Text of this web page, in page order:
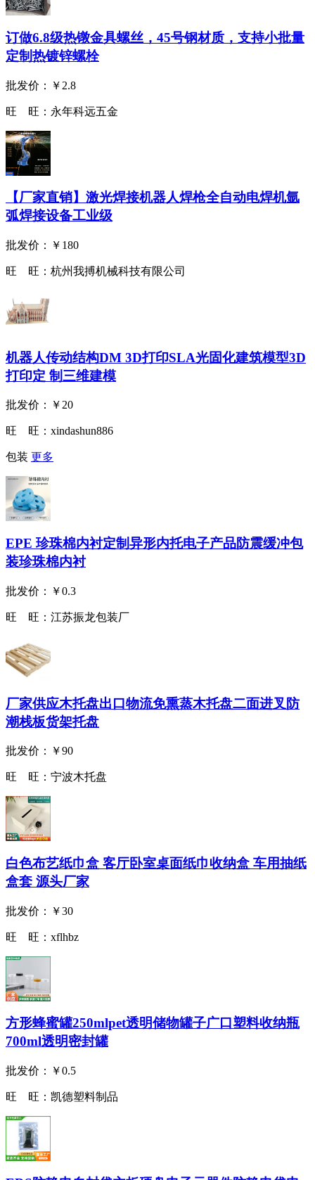
订做6.8级热镦金具螺丝，45号钢材质，支持小批量
定制热镀锌螺栓
批发价： ￥2.8
旺 旺： 永年科远五金
【厂家直销】激光焊接机器人焊枪全自动电焊机氩
弧焊接设备工业级
批发价： ￥180
旺 旺： 杭州我搏机械科技有限公司
机器人传动结构DM 3D打印SLA光固化建筑模型3D
打印定 制三维建模
批发价： ￥20
旺 旺： xindashun886
包装 更多
EPE 珍珠棉内衬定制异形内托电子产品防震缓冲包
装珍珠棉内衬
批发价： ￥0.3
旺 旺： 江苏振龙包装厂
厂家供应木托盘出口物流免熏蒸木托盘二面进叉防
潮栈板货架托盘
批发价： ￥90
旺 旺： 宁波木托盘
白色布艺纸巾盒 客厅卧室桌面纸巾收纳盒 车用抽纸
盒套 源头厂家
批发价： ￥30
旺 旺： xflhbz
方形蜂蜜罐250mlpet透明储物罐子广口塑料收纳瓶
700ml透明密封罐
批发价： ￥0.5
旺 旺： 凯德塑料制品